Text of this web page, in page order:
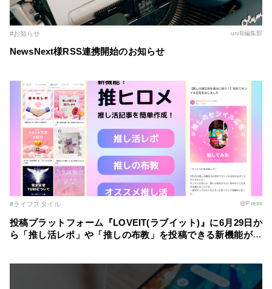
#お知らせ uniB編集部
NewsNext様RSS連携開始のお知らせ
#ライフスタイル @Press
投稿プラットフォーム『LOVEIT(ラブイット)』に6月29日か
ら「推し活レポ」や「推しの布教」を投稿できる新機能が登